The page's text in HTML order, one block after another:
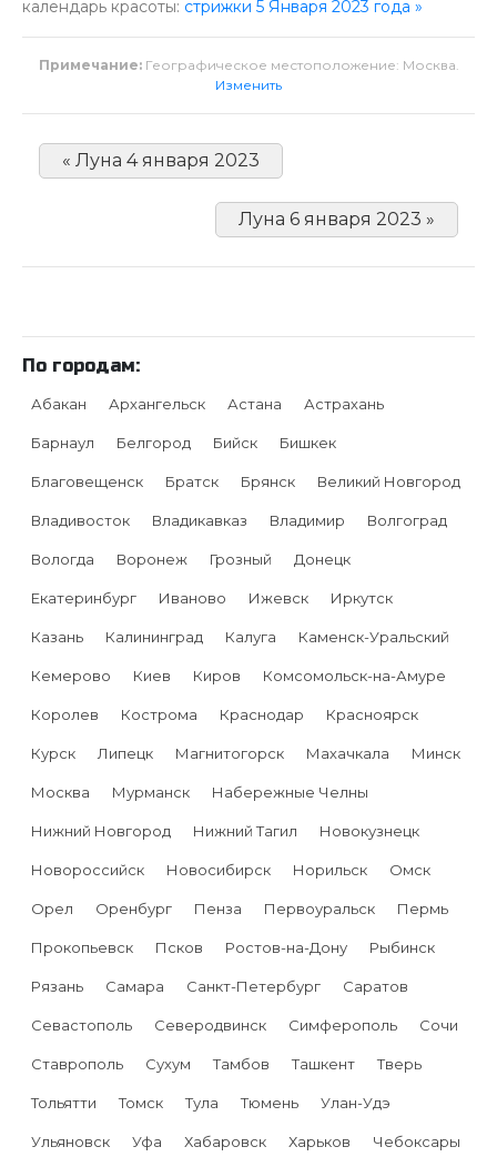
календарь красоты: стрижки 5 Января 2023 года »
Примечание: Географическое местоположение: Москва.
Изменить
« Луна 4 января 2023
Луна 6 января 2023 »
По городам:
Абакан Архангельск Астана Астрахань
Барнаул Белгород Бийск Бишкек
Благовещенск Братск Брянск Великий Новгород
Владивосток Владикавказ Владимир Волгоград
Вологда Воронеж Грозный Донецк
Екатеринбург Иваново Ижевск Иркутск
Казань Калининград Калуга Каменск-Уральский
Кемерово Киев Киров Комсомольск-на-Амуре
Королев Кострома Краснодар Красноярск
Курск Липецк Магнитогорск Махачкала Минск
Москва Мурманск Набережные Челны
Нижний Новгород Нижний Тагил Новокузнецк
Новороссийск Новосибирск Норильск Омск
Орел Оренбург Пенза Первоуральск Пермь
Прокопьевск Псков Ростов-на-Дону Рыбинск
Рязань Самара Санкт-Петербург Саратов
Севастополь Северодвинск Симферополь Сочи
Ставрополь Сухум Тамбов Ташкент Тверь
Тольятти Томск Тула Тюмень Улан-Удэ
Ульяновск Уфа Хабаровск Харьков Чебоксары